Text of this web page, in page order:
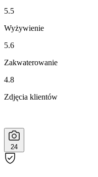
5.5
Wyżywienie
5.6
Zakwaterowanie
4.8
Zdjęcia klientów
24